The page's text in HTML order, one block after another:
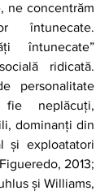
ne concentrăm
întunecate.
întunecate”
ridicată.
personalitate
neplăcuți,
dominanți din
și exploatatori
2013;
și Williams,